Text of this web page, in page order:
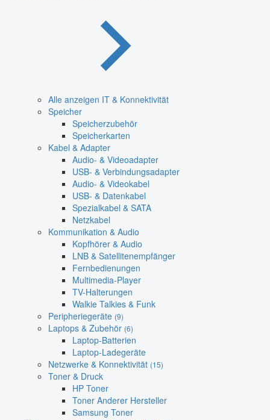
Alle anzeigen IT & Konnektivität
Speicher
Speicherzubehör
Speicherkarten
Kabel & Adapter
Audio- & Videoadapter
USB- & Verbindungsadapter
Audio- & Videokabel
USB- & Datenkabel
Spezialkabel & SATA
Netzkabel
Kommunikation & Audio
Kopfhörer & Audio
LNB & Satellitenempfänger
Fernbedienungen
Multimedia-Player
TV-Halterungen
Walkie Talkies & Funk
Peripheriegeräte (9)
Laptops & Zubehör (6)
Laptop-Batterien
Laptop-Ladegeräte
Netzwerke & Konnektivität (15)
Toner & Druck
HP Toner
Toner Anderer Hersteller
Samsung Toner